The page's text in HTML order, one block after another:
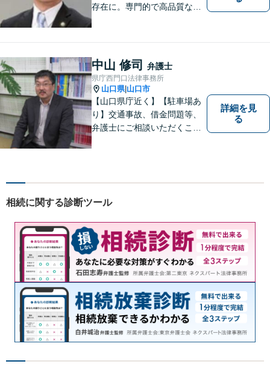
存在に。専門的で高品質なリ
中山 修司 弁護士
県庁西門口法律事務所
山口県| 山口市
【山口県庁近く】【駐車場あ
り】交通事故、借金問題等、
弁護士にご相談いただくこと
る弁護士が、客観的視点から
法を探ります。
詳細を見
る
相続に関する診断ツール